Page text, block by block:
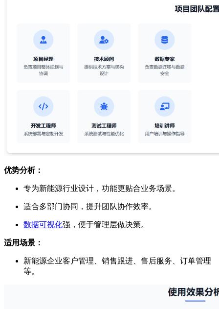
优势分析：
专为新能源行业设计，功能更贴合业务场景。
适合多部门协同，提升团队协作效率。
数据可视化强，便于管理层做决策。
适用场景：
新能源企业客户管理、销售跟进、售后服务、订单管理
等。